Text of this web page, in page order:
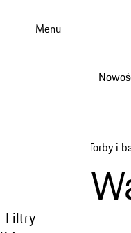
Menu
Torby i
Filtry